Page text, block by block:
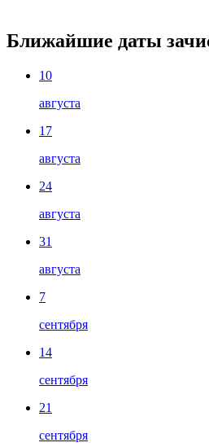
Ближайшие даты
10
августа
17
августа
24
августа
31
августа
7
сентября
14
сентября
21
сентября